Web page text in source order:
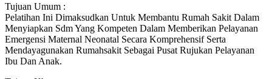
Tujuan Umum :
Pelatihan Ini Dimaksudkan Untuk Membantu Rumah Sakit Dalam
Menyiapkan Sdm Yang Kompeten Dalam Memberikan Pelayanan
Emergensi Maternal Neonatal Secara Komprehensif Serta
Mendayagunakan Rumahsakit Sebagai Pusat Rujukan Pelayanan
Ibu Dan Anak.